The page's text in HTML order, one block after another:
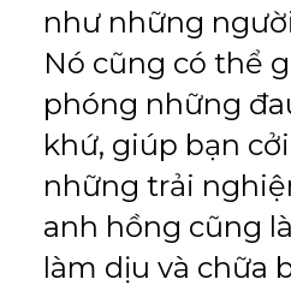
như những
Nó cũng có thể
phóng những
khứ, giúp bạn
những trải
anh hồng cũng
làm dịu và chữa